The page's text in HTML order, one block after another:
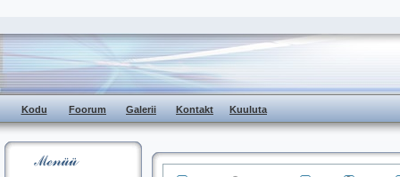
Kodu Foorum Galerii Kontakt Kuuluta